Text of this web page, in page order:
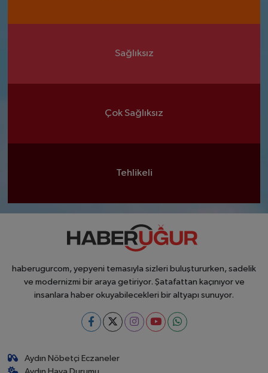
Sağlıksız
Çok Sağlıksız
Tehlikeli
haberugurcom, yepyeni temasıyla sizleri buluştururken, sadelik
ve modernizmi bir araya getiriyor. Şatafattan kaçınıyor ve
insanlara haber okuyabilecekleri bir altyapı sunuyor.
Aydın Nöbetçi Eczaneler